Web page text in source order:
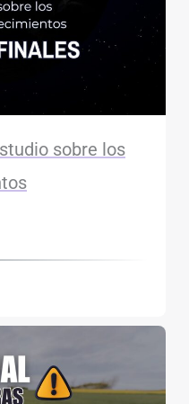
sobre los